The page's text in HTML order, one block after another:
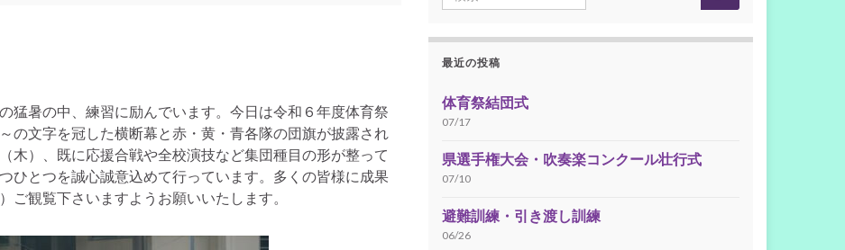
猛暑の中、練習に励んでいます。今日は令和６年度体育祭
の文字を冠した横断幕と赤・黄・青各隊の団旗が披露され
木）、既に応援合戦や全校演技など集団種目の形が整って
ひとつを誠心誠意込めて行っています。多くの皆様に成果
ご観覧下さいますようお願いいたします。
最近の投稿
体育祭結団式
07/17
県選手権大会・吹奏楽コンクール壮行式
07/10
避難訓練・引き渡し訓練
06/26